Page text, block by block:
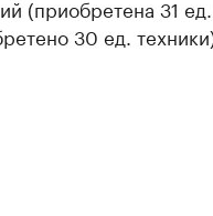
(приобретена 31 ед.
30 ед.